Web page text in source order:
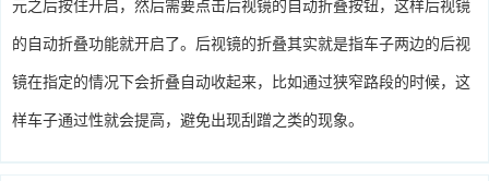
元之后按住开启，然后需要点击后视镜的自动折叠按钮，这样后视镜
的自动折叠功能就开启了。后视镜的折叠其实就是指车子两边的后视
镜在指定的情况下会折叠自动收起来，比如通过狭窄路段的时候，这
样车子通过性就会提高，避免出现刮蹭之类的现象。